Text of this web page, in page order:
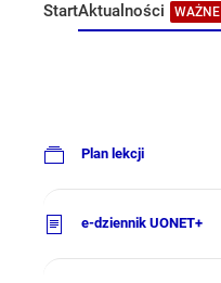
StartAktualności WAŻNE
Plan lekcji
e-dziennik UONET+